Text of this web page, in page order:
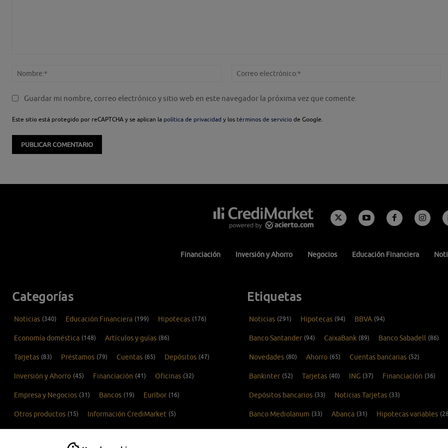
Nombre:*
Guardar mi nombre, correo electrónico y sitio web en este navegador la próxima vez que comente.
Este sitio está protegido por reCAPTCHA y se aplican la política de privacidad y los términos de servicio de Google.
Financiación Inversión y Ahorro Negocios Educación Financiera
Categorías
Noticias (340) Educación Financiera (199) Hipotecas (176)
Economía doméstica (148) Artículos y guías (86)
Tarjetas (83) Préstamos (79) Cuentas (65) Depósitos (47)
Inversión y Ahorro (45) Financiación (41) Oficinas (32)
Empresa y Negocios (31) Bancos (19) Euríbor (16)
Otros productos (15) Información CrediMarket (5)
Etiquetas
Noticias (291) Hipotecas (94) BBVA (94)
Banco Santander (94) CaixaBank (89) Banco Sabadell (86)
Novedades (80) Ahorro (65) Cuentas bancarias (52)
Bankinter (52) Tarjetas (40) ING (37) Financiación (36)
Depósitos bancarios (33) Noticias Tarjetas (33)
Banco Mediolanum (33) Abanca (31) Hipotecas variables